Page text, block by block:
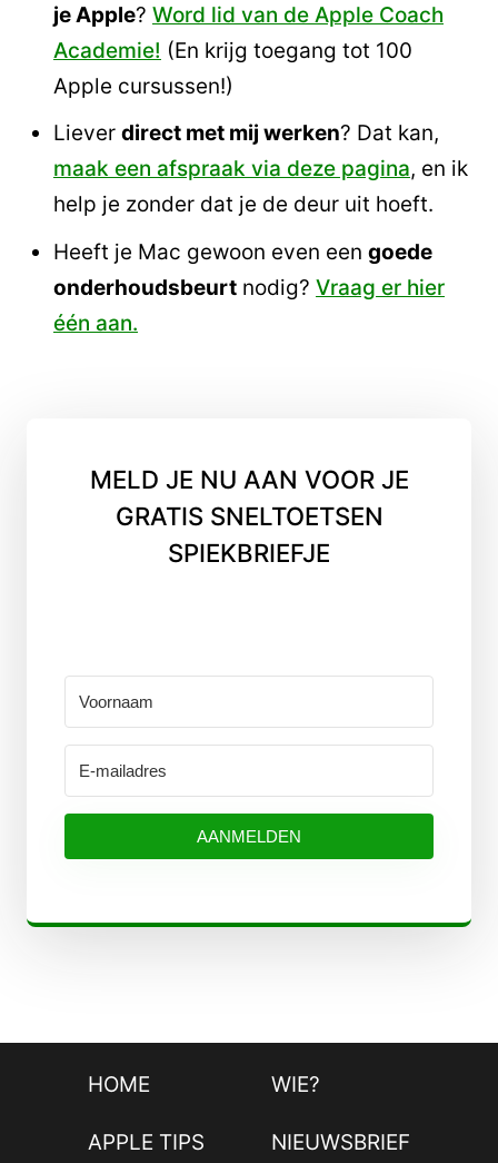
je Apple? Word lid van de Apple Coach
Academie! (En krijg toegang tot 100
Apple cursussen!)
Liever direct met mij werken? Dat kan,
maak een afspraak via deze pagina, en ik
help je zonder dat je de deur uit hoeft.
Heeft je Mac gewoon even een goede
onderhoudsbeurt nodig? Vraag er hier
één aan.
MELD JE NU AAN VOOR JE
GRATIS SNELTOETSEN
SPIEKBRIEFJE
AANMELDEN
HOME WIE?
APPLE TIPS NIEUWSBRIEF